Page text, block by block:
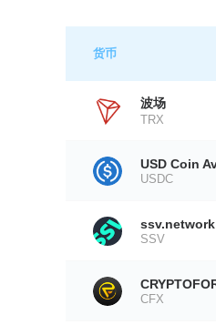
货币
波场
TRX
USDC
ssv.network
SSV
CFX